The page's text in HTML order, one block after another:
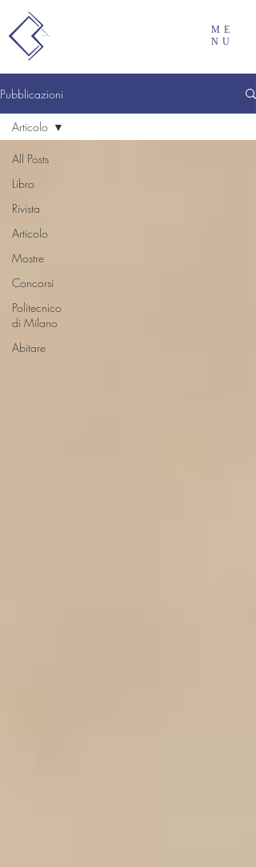
ME
NU
Pubblicazioni
All Posts
Libro
Rivista
Articolo
Mostre
Concorsi
Politecnico
di Milano
Abitare
Articolo